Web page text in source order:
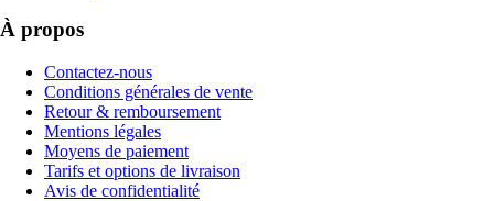
À propos
Contactez-nous
Conditions générales de vente
Retour & remboursement
Mentions légales
Moyens de paiement
Tarifs et options de livraison
Avis de confidentialité